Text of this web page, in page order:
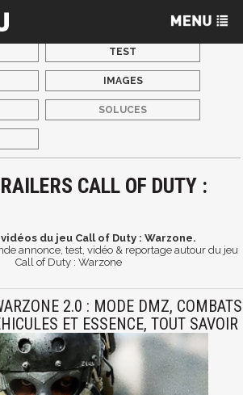
TEST
IMAGES
SOLUCES
CALL OF DUTY :
du jeu Call of Duty : Warzone.
annonce, test, vidéo & reportage autour du jeu
Call of Duty : Warzone
2.0 : MODE DMZ, COMBATS
ET ESSENCE, TOUT SAVOIR